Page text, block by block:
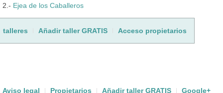
2.- Ejea de los Caballeros
talleres Añadir taller GRATIS Acceso propietarios
Aviso legal Propietarios Añadir taller GRATIS Google+